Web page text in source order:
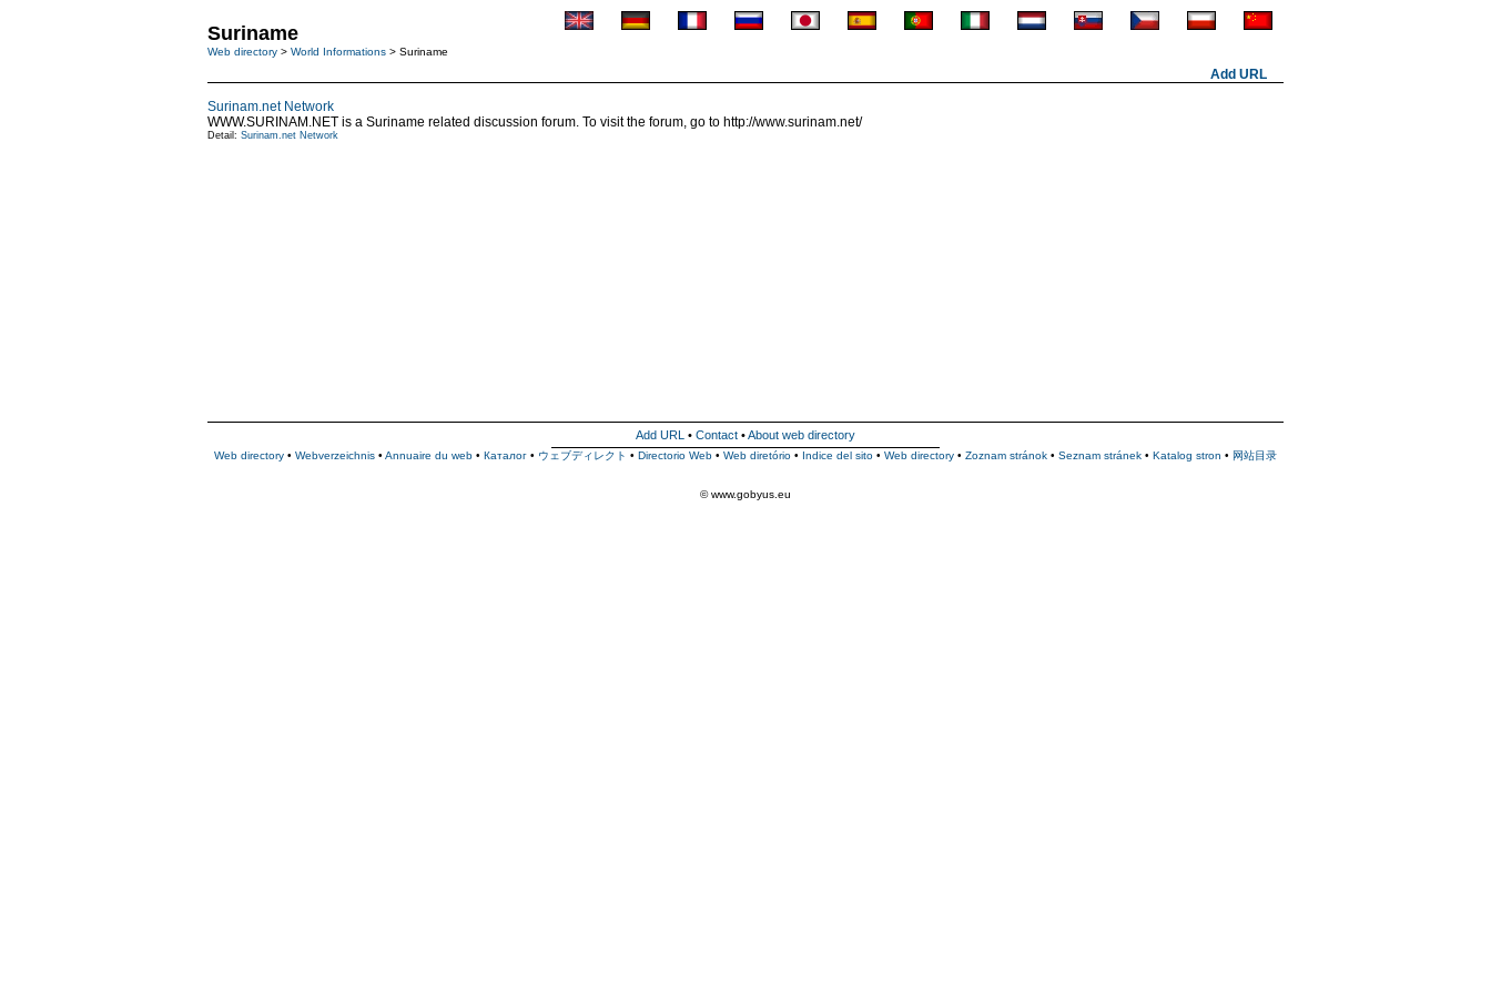
Suriname
Web directory > World Informations > Suriname
Add URL
Surinam.net Network
WWW.SURINAM.NET is a Suriname related discussion forum. To visit the forum, go to http://www.surinam.net/
Detail: Surinam.net Network
Add URL • Contact •About web directory
Web directory • Webverzeichnis • Annuaire du web • Каталог • ウェブディレクト • Directorio Web • Web diretório • Indice del sito • Web directory • Zoznam stránok • Seznam stránek • Katalog stron • 网站目录
© www.gobyus.eu